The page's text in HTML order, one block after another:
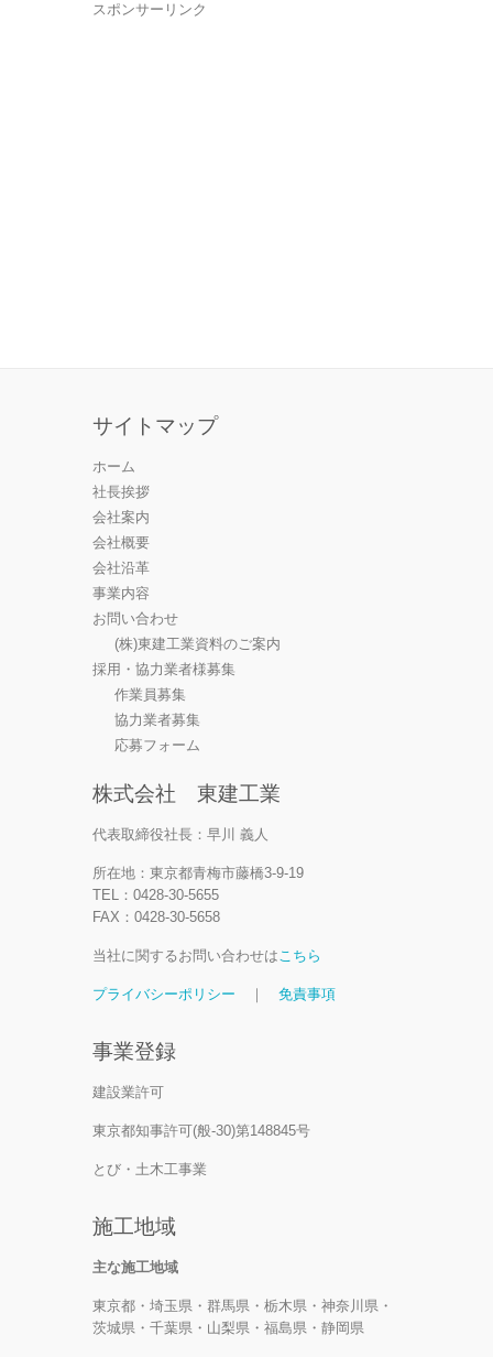
スポンサーリンク
サイトマップ
ホーム
社長挨拶
会社案内
会社概要
会社沿革
事業内容
お問い合わせ
(株)東建工業資料のご案内
採用・協力業者様募集
作業員募集
協力業者募集
応募フォーム
株式会社 東建工業
代表取締役社長：早川 義人
所在地：東京都青梅市藤橋3-9-19
TEL：0428-30-5655
FAX：0428-30-5658
当社に関するお問い合わせはこちら
プライバシーポリシー ｜ 免責事項
事業登録
建設業許可
東京都知事許可(般-30)第148845号
とび・土木工事業
施工地域
主な施工地域
東京都・埼玉県・群馬県・栃木県・神奈川県・
茨城県・千葉県・山梨県・福島県・静岡県